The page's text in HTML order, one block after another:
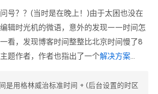
号？？(当时是在晚上！)由于太困也没在
辑时光机的微语，意外的发现——时间怎
看，发现博客时间整整比北京时间慢了8
题作者，作者也指出了一个解决方案...
是用格林威治标准时间 + (后台设置的时区